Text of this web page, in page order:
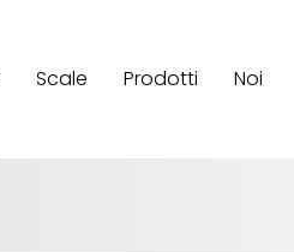
Scale Prodotti Noi